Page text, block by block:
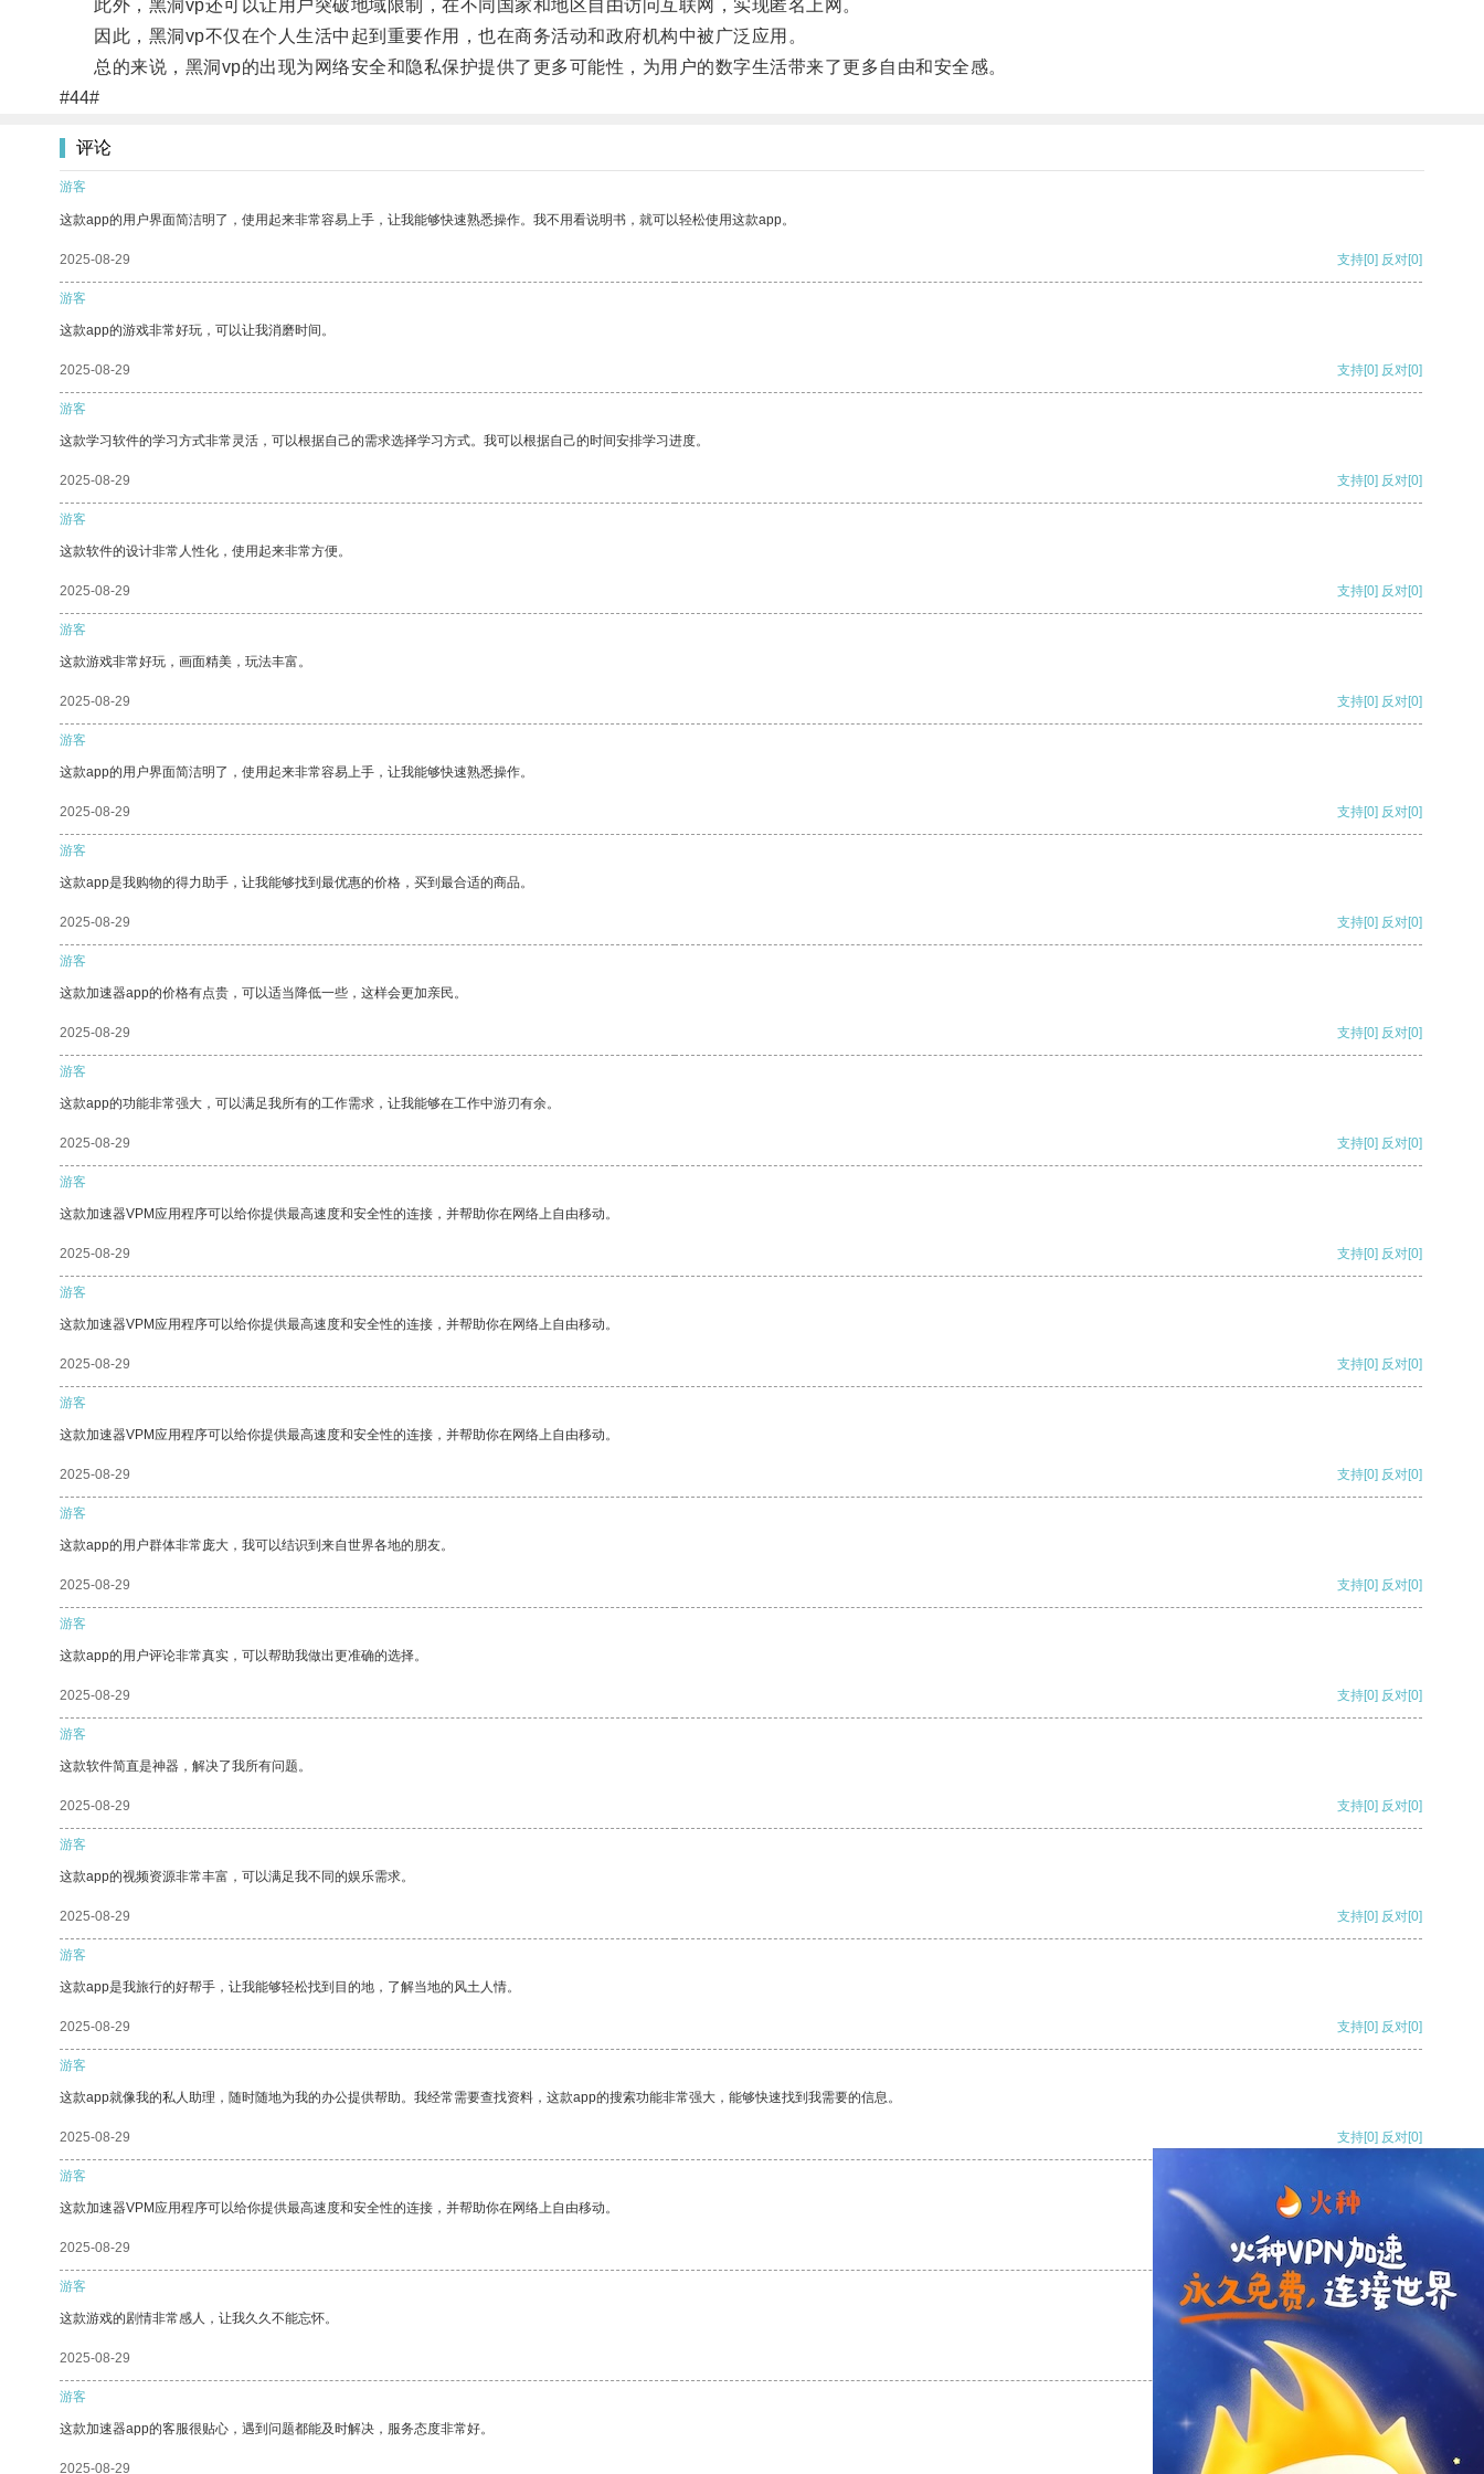
此外，黑洞vp还可以让用户突破地域限制，在不同国家和地区自由访问互联网，实现匿名上网。
因此，黑洞vp不仅在个人生活中起到重要作用，也在商务活动和政府机构中被广泛应用。
总的来说，黑洞vp的出现为网络安全和隐私保护提供了更多可能性，为用户的数字生活带来了更多自由和安全感。
#44#
评论
游客
这款app的用户界面简洁明了，使用起来非常容易上手，让我能够快速熟悉操作。我不用看说明书，就可以轻松使用这款app。
2025-08-29 支持[0] 反对[0]
游客
这款app的游戏非常好玩，可以让我消磨时间。
2025-08-29 支持[0] 反对[0]
游客
这款学习软件的学习方式非常灵活，可以根据自己的需求选择学习方式。我可以根据自己的时间安排学习进度。
2025-08-29 支持[0] 反对[0]
游客
这款软件的设计非常人性化，使用起来非常方便。
2025-08-29 支持[0] 反对[0]
游客
这款游戏非常好玩，画面精美，玩法丰富。
2025-08-29 支持[0] 反对[0]
游客
这款app的用户界面简洁明了，使用起来非常容易上手，让我能够快速熟悉操作。
2025-08-29 支持[0] 反对[0]
游客
这款app是我购物的得力助手，让我能够找到最优惠的价格，买到最合适的商品。
2025-08-29 支持[0] 反对[0]
游客
这款加速器app的价格有点贵，可以适当降低一些，这样会更加亲民。
2025-08-29 支持[0] 反对[0]
游客
这款app的功能非常强大，可以满足我所有的工作需求，让我能够在工作中游刃有余。
2025-08-29 支持[0] 反对[0]
游客
这款加速器VPM应用程序可以给你提供最高速度和安全性的连接，并帮助你在网络上自由移动。
2025-08-29 支持[0] 反对[0]
游客
这款加速器VPM应用程序可以给你提供最高速度和安全性的连接，并帮助你在网络上自由移动。
2025-08-29 支持[0] 反对[0]
游客
这款加速器VPM应用程序可以给你提供最高速度和安全性的连接，并帮助你在网络上自由移动。
2025-08-29 支持[0] 反对[0]
游客
这款app的用户群体非常庞大，我可以结识到来自世界各地的朋友。
2025-08-29 支持[0] 反对[0]
游客
这款app的用户评论非常真实，可以帮助我做出更准确的选择。
2025-08-29 支持[0] 反对[0]
游客
这款软件简直是神器，解决了我所有问题。
2025-08-29 支持[0] 反对[0]
游客
这款app的视频资源非常丰富，可以满足我不同的娱乐需求。
2025-08-29 支持[0] 反对[0]
游客
这款app是我旅行的好帮手，让我能够轻松找到目的地，了解当地的风土人情。
2025-08-29 支持[0] 反对[0]
游客
这款app就像我的私人助理，随时随地为我的办公提供帮助。我经常需要查找资料，这款app的搜索功能非常强大，能够快速找到我需要的信息。
2025-08-29 支持[0] 反对[0]
游客
这款加速器VPM应用程序可以给你提供最高速度和安全性的连接，并帮助你在网络上自由移动。
2025-08-29 支持[0] 反对
游客
这款游戏的剧情非常感人，让我久久不能忘怀。
2025-08-29 支持
游客
这款加速器app的客服很贴心，遇到问题都能及时解决，服务态度非常好。
2025-08-29 反对 [0]